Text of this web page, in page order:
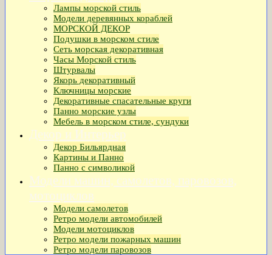
Лампы морской стиль
Модели деревянных кораблей
МОРСКОЙ ДЕКОР
Подушки в морском стиле
Сеть морская декоративная
Часы Морской стиль
Штурвалы
Якорь декоративный
Ключницы морские
Декоративные спасательные круги
Панно морские узлы
Мебель в морском стиле, сундуки
Декор и Интерьер
Декор Бильярдная
Картины и Панно
Панно с символикой
Модели машин, самолетов, паровозов,
мотоциклов
Модели самолетов
Ретро модели автомобилей
Модели мотоциклов
Ретро модели пожарных машин
Ретро модели паровозов